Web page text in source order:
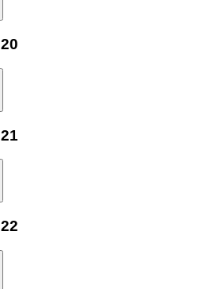
20
21
22